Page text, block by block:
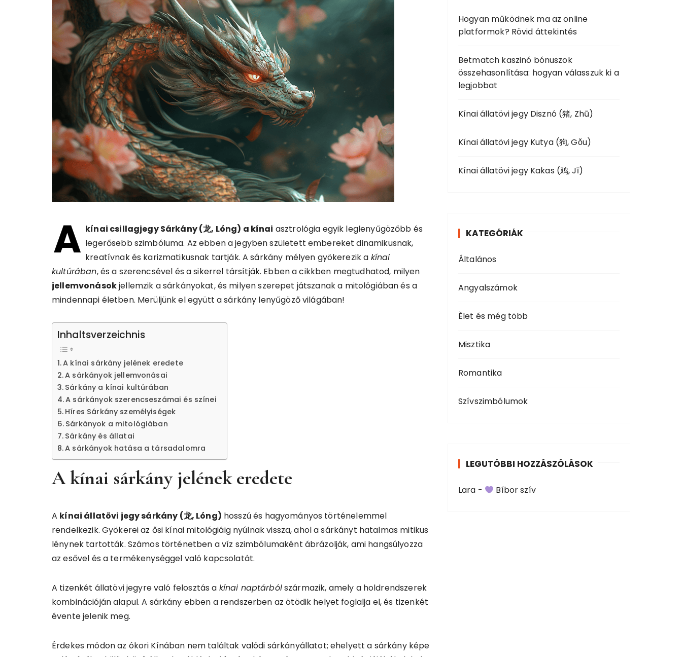
A kínai csillagjegy Sárkány (龙, Lóng) a kínai asztrológia egyik leglenyűgözőbb és
legerősebb szimbóluma. Az ebben a jegyben született embereket dinamikusnak,
kreatívnak és karizmatikusnak tartják. A sárkány mélyen gyökerezik a kínai
kultúrában, és a szerencsével és a sikerrel társítják. Ebben a cikkben megtudhatod, milyen
jellemvonásokjellemzik a sárkányokat, és milyen szerepet játszanak a mitológiában és a
mindennapi életben. Merüljünk el együtt a sárkány lenyűgöző világában!
Inhaltsverzeichnis
A kínai sárkány jelének eredete
A sárkányok jellemvonásai
Sárkány a kínai kultúrában
A sárkányok szerencseszámai és színei
Híres Sárkány személyiségek
Sárkányok a mitológiában
Sárkány és állatai
A sárkányok hatása a társadalomra
A kínai sárkány jelének eredete
A kínai állatövi jegy sárkány (龙, Lóng) hosszú és hagyományos történelemmel
rendelkezik. Gyökerei az ősi kínai mitológiáig nyúlnak vissza, ahol a sárkányt hatalmas mitikus
lénynek tartották. Számos történetben a víz szimbólumaként ábrázolják, ami hangsúlyozza
az esővel és a termékenységgel való kapcsolatát.
A tizenkét állatövi jegyre való felosztás a kínai naptárbólszármazik, amely a holdrendszerek
kombinációján alapul. A sárkány ebben a rendszerben az ötödik helyet foglalja el, és tizenkét
évente jelenik meg.
Érdekes módon az ókori Kínában nem találtak valódi sárkányállatot; ehelyett a sárkány képe
r
:
Hogyan működnek ma az online
platformok? Rövid áttekintés
Betmatch kaszinó bónuszok
összehasonlítása: hogyan válasszuk ki a
legjobbat
Kínai állatövi jegy Disznó (猪, Zhū)
Kínai állatövi jegy Kutya (狗, Gǒu)
Kínai állatövi jegy Kakas (鸡, Jī)
KATEGÓRIÁK
Általános
Angyalszámok
Èlet és még több
Misztika
Romantika
Szívszimbólumok
LEGUTÓBBI HOZZÁSZÓLÁSOK
Lara - Bíbor szív